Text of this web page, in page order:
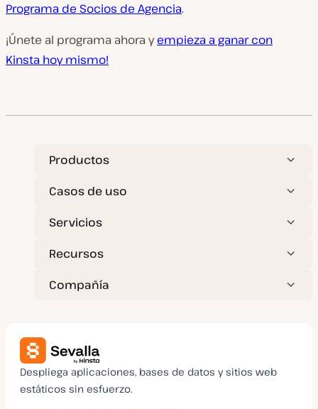
Programa de Socios de Agencia.
¡Únete al programa ahora yempieza a ganar con
Kinsta hoy mismo!
Productos
Casos de uso
Servicios
Recursos
Compañía
Despliega aplicaciones, bases de datos y sitios web
estáticos sin esfuerzo.